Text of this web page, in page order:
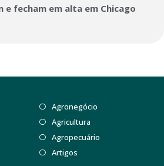
e fecham em alta em Chicago
Agronegócio
Agricultura
Agropecuário
Artigos